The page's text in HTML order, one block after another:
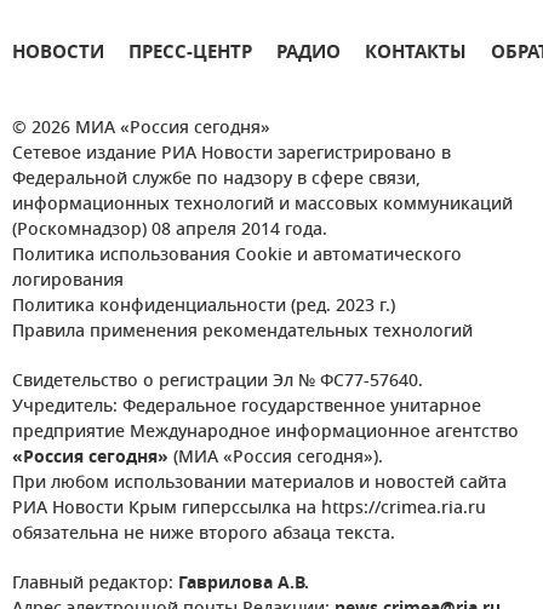
НОВОСТИ ПРЕСС-ЦЕНТР РАДИО КОНТАКТЫ
© 2026 МИА «Россия сегодня»
Сетевое издание РИА Новости зарегистрировано в
Федеральной службе по надзору в сфере связи,
информационных технологий и массовых коммуникаций
(Роскомнадзор) 08 апреля 2014 года.
Политика использования Cookie и автоматического
логирования
Политика конфиденциальности (ред. 2023 г.)
Правила применения рекомендательных технологий
Свидетельство о регистрации Эл № ФС77-57640.
Учредитель: Федеральное государственное унитарное
предприятие Международное информационное агентство
«Россия сегодня» (МИА «Россия сегодня»).
При любом использовании материалов и новостей сайта
РИА Новости Крым гиперссылка на https://crimea.ria.ru
обязательна не ниже второго абзаца текста.
Главный редактор: Гаврилова А.В.